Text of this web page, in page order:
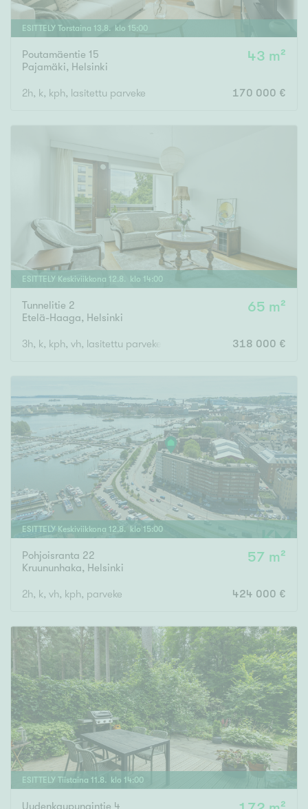
ESITTELY Torstaina 13.8. klo 15:00
Poutamäentie 15
Pajamäki, Helsinki
43 m²
2h, k, kph, lasitettu parveke 170 000 €
ESITTELY Keskiviikkona 12.8. klo 14:00
Tunnelitie 2
Etelä-Haaga, Helsinki
65 m²
3h, k, kph, vh, lasitettu parveke 318 000 €
ESITTELY Keskiviikkona 12.8. klo 15:00
Pohjoisranta 22
Kruununhaka, Helsinki
57 m²
2h, k, vh, kph, parveke 424 000 €
ESITTELY Tiistaina 11 .8. klo 14:00
Uudenkaupungintie 4